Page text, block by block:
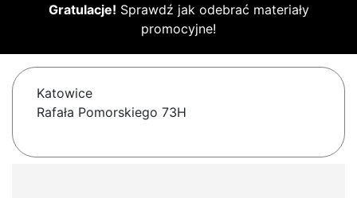
Gratulacje! Sprawdź jak odebrać materiały
promocyjne!
Katowice
Rafała Pomorskiego 73H